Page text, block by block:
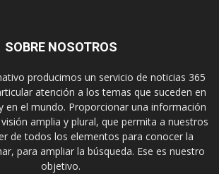
SOBRE NOSOTROS
producimos un servicio de noticias 365
atención a los temas que suceden en
en el mundo. Proporcionar una información
amplia y plural, que permita a nuestros
de todos los elementos para conocer la
para ampliar la búsqueda. Ese es nuestro
objetivo.